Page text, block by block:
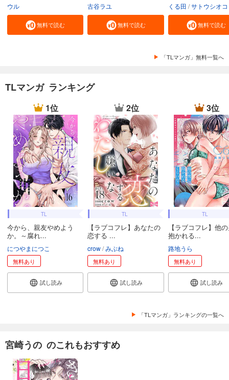
ウル
無料で読む
古谷ラユ
無料で読む
くる田 サトウシオコ
無料で読む
「TLマンガ」無料一覧へ
TLマンガ ランキング
1位
TL
今から、親友やめよう
か。～腐れ...
につやまにつこ
無料あり
試し読み
2位
TL
【ラブコフレ】あなたの
恋する ...
crow みぶね
無料あり
試し読み
3位
TL
【ラブコフレ】他
抱かれる...
路地うら
無料あり
試し読み
「TLマンガ」ランキングの一覧へ
宮崎うの のこれもおすすめ